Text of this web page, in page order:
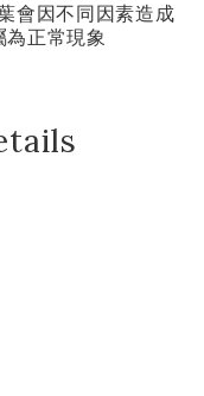
會因不同因素造成
正常現象